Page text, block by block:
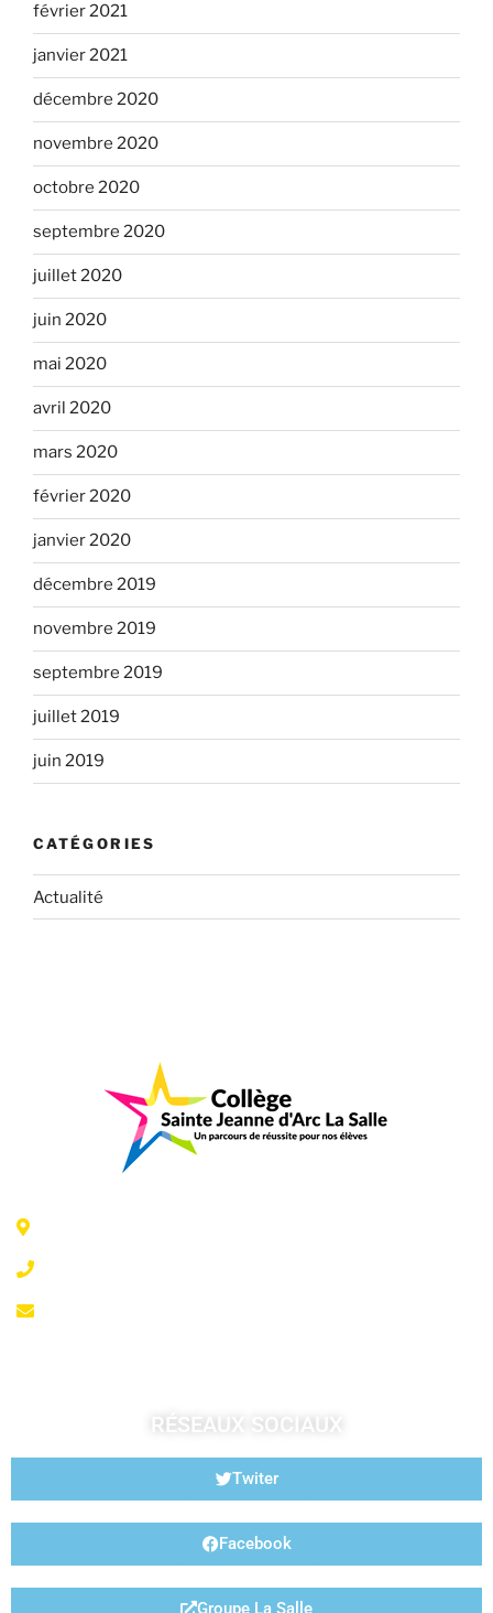
février 2021
janvier 2021
décembre 2020
novembre 2020
octobre 2020
septembre 2020
juillet 2020
juin 2020
mai 2020
avril 2020
mars 2020
février 2020
janvier 2020
décembre 2019
novembre 2019
septembre 2019
juillet 2019
juin 2019
CATÉGORIES
Actualité
RÉSEAUX SOCIAUX
Twiter
Facebook
Groupe La Salle